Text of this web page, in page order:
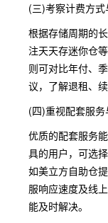
(三)考察计费方
根据存储周期的
注天天存迷你仓
则可对比年付、
议，了解退租、
(四)重视配套服
优质的配套服务
具的用户，可选
如美立方自助仓
服响应速度及线
能及时解决。